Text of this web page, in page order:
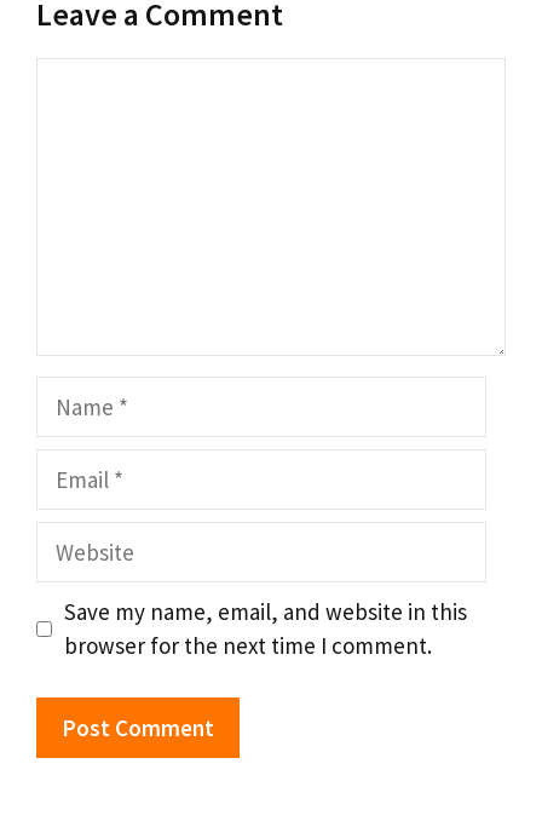
Leave a Comment
Name
Email
Website
Save my name, email, and website in this
browser for the next time I comment.